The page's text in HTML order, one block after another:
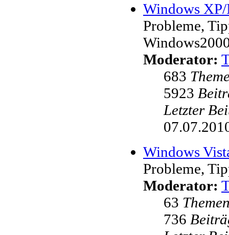
Windows
Probleme,
Moderator:
683
5923
Letzter
Windows
Probleme,
Moderator:
63
736